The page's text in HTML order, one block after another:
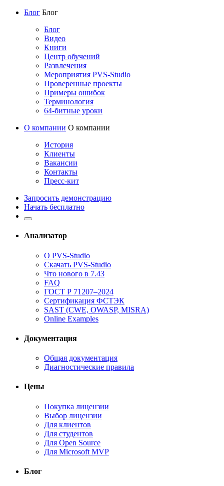
Блог Блог
Блог
Видео
Книги
Центр обучений
Развлечения
Мероприятия PVS-Studio
Проверенные проекты
Примеры ошибок
Терминология
64-битные уроки
О компании О компании
История
Клиенты
Вакансии
Контакты
Пресс-кит
Запросить демонстрацию
Начать бесплатно
Анализатор
О PVS-Studio
Скачать PVS-Studio
Что нового в 7.43
FAQ
ГОСТ Р 71207–2024
Сертификация ФСТЭК
SAST (CWE, OWASP, MISRA)
Online Examples
Документация
Общая документация
Диагностические правила
Цены
Покупка лицензии
Выбор лицензии
Для клиентов
Для студентов
Для Open Source
Для Microsoft MVP
Блог